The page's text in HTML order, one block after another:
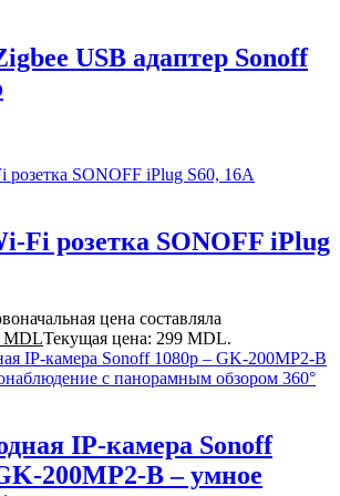
USB адаптер Sonoff
Fi розетка SONOFF iPlug
цена составляла
MDLТекущая цена: 299 MDL.
IP-камера Sonoff
200MP2-B – умное